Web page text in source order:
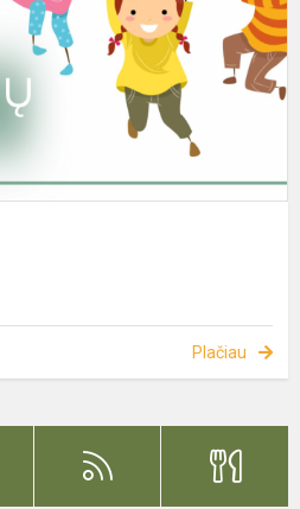
Plačiau